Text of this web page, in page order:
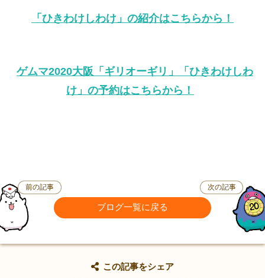
「ひきわけしわけ」の紹介はこちらから！
ゲムマ2020大阪「ギリオーギリ」「ひきわけしわ
け」の予約はこちらから！
前の記事
ブログ一覧に戻る
次の記事
この記事をシェア